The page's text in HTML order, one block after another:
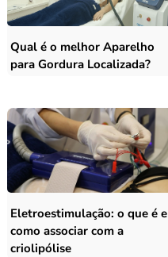
Qual é o melhor Aparelho
para Gordura Localizada?
Eletroestimulação: o que é e
como associar com a
criolipólise